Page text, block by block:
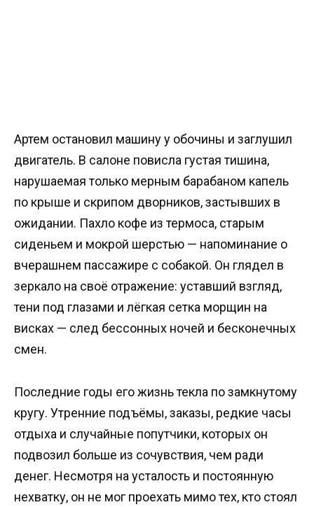
Артем остановил машину у обочины и заглушил
двигатель. В салоне повисла густая тишина,
нарушаемая только мерным барабаном капель
по крыше и скрипом дворников, застывших в
ожидании. Пахло кофе из термоса, старым
сиденьем и мокрой шерстью — напоминание о
вчерашнем пассажире с собакой. Он глядел в
зеркало на своё отражение: уставший взгляд,
тени под глазами и лёгкая сетка морщин на
висках — след бессонных ночей и бесконечных
смен.
Последние годы его жизнь текла по замкнутому
кругу. Утренние подъёмы, заказы, редкие часы
отдыха и случайные попутчики, которых он
подвозил больше из сочувствия, чем ради
денег. Несмотря на усталость и постоянную
нехватку, он не мог проехать мимо тех, кто стоял